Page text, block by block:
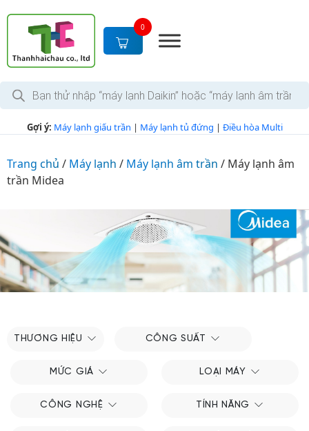
c
0
T
m
i
m
Gợi ý: Máy lạnh giấu trần | Máy lạnh tủ đứng | Điều hòa Multi
Trang chủ / Máy lạnh / Máy lạnh âm trần / Máy lạnh âm
trần Midea
THƯƠNG HIỆU CÔNG SUẤT
MỨC GIÁ LOẠI MÁY
CÔNG NGHỆ TÍNH NĂNG